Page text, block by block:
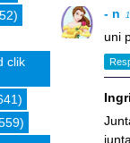
- n
uni
clik